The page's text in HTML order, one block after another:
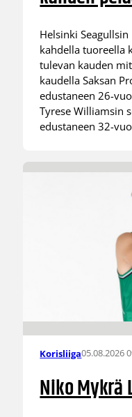
Helsinki
kahdella tuoreella
tulevan kauden
kaudella Saksan
edustaneen 26-
Tyrese Williamsin
edustaneen 32-
Korisliiga05.08.2026
Niko Mykrä